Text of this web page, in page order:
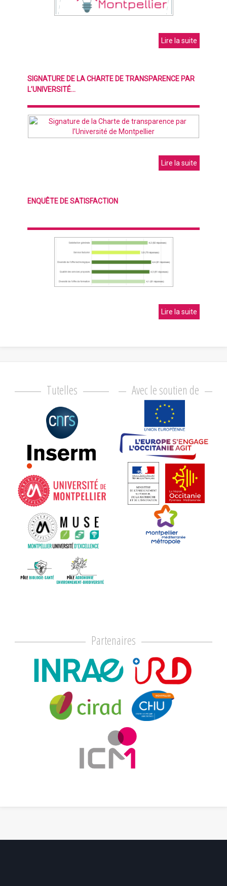
Lire la suite
SIGNATURE DE LA CHARTE DE TRANSPARENCE PAR
L’UNIVERSITÉ...
Lire la suite
ENQUÊTE DE SATISFACTION
Lire la suite
Tutelles Avec le soutien de
Partenaires